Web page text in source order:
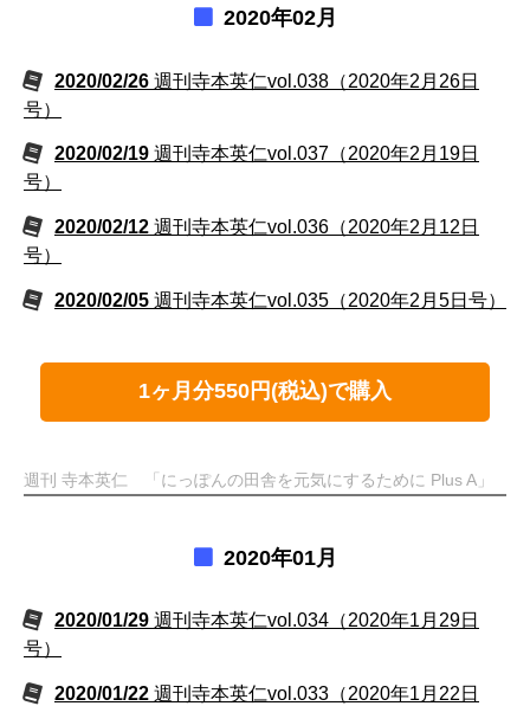
2020年02月
2020/02/26 週刊寺本英仁vol.038（2020年2月26日
号）
2020/02/19 週刊寺本英仁vol.037（2020年2月19日
号）
2020/02/12 週刊寺本英仁vol.036（2020年2月12日
号）
2020/02/05 週刊寺本英仁vol.035（2020年2月5日号）
1ヶ月分550円(税込)で購入
週刊 寺本英仁 「にっぽんの田舎を元気にするために Plus A」
2020年01月
2020/01/29 週刊寺本英仁vol.034（2020年1月29日
号）
2020/01/22 週刊寺本英仁vol.033（2020年1月22日